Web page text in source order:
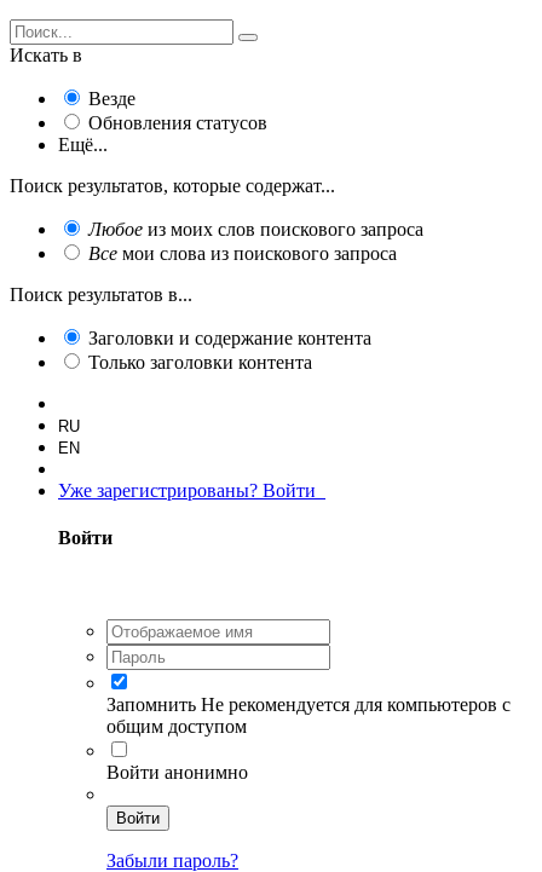
Искать в
Везде
Обновления статусов
Ещё...
Поиск результатов, которые содержат...
Любое из моих слов поискового запроса
Все мои слова из поискового запроса
Поиск результатов в...
Заголовки и содержание контента
Только заголовки контента
RU
EN
Уже зарегистрированы? Войти
Войти
Запомнить Не рекомендуется для компьютеров с
общим доступом
Войти анонимно
Войти
Забыли пароль?